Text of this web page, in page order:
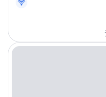
property is situated 12 km
km from Lost World of